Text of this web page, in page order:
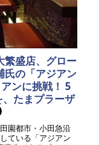
繁盛店、グロー
氏の「アジアン
ンに挑戦！ 5
たまプラーザ
園都市・小田急沿
ている「アジアン